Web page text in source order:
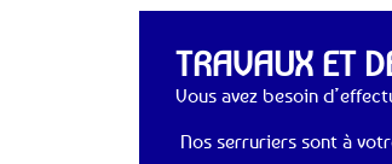
TRAVAUX ET
Vous avez besoin
Nos serruriers sont à